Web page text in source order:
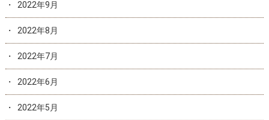
2022年9月
2022年8月
2022年7月
2022年6月
2022年5月